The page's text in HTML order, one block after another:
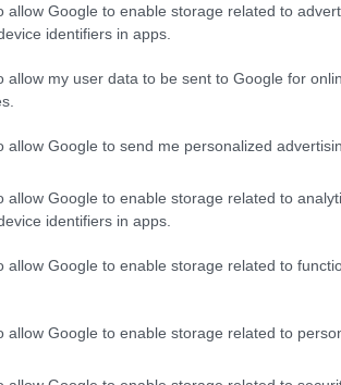
allow Google to enable storage related to
identifiers in apps.
allow my user data to be sent to Google for
allow Google to send me personalized
allow Google to enable storage related to
identifiers in apps.
allow Google to enable storage related to
allow Google to enable storage related to
con il supporto tecnico
si pone anche come base per
Il sindaco Andrea Nieddu
ha
per il lavoro svolto e ha
di responsabilità che ha
valore della collaborazione ha
del programma, sia la
alla vita amministrativa del